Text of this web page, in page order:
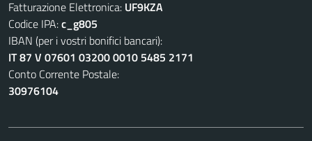
Fatturazione Elettronica: UF9KZA
Codice IPA:c_g805
IBAN (per i vostri bonifici bancari):
IT 87 V 07601 03200 0010 5485 2171
Conto Corrente Postale:
30976104